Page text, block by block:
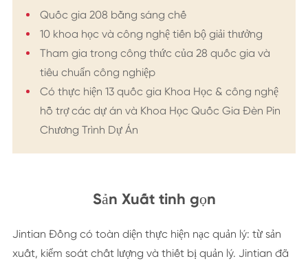
Quốc gia 208 bằng sáng chế
10 khoa học và công nghệ tiến bộ giải thưởng
Tham gia trong công thức của 28 quốc gia và
tiêu chuẩn công nghiệp
Có thực hiện 13 quốc gia Khoa Học & công nghệ
hỗ trợ các dự án và Khoa Học Quốc Gia Đèn Pin
Chương Trình Dự Án
Sản Xuất tinh gọn
Jintian Đồng có toàn diện thực hiện nạc quản lý: từ sản
xuất, kiểm soát chất lượng và thiết bị quản lý. Jintian đã